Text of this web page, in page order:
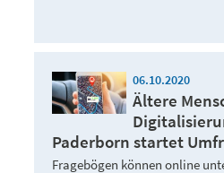
06.10.2020
Ältere
Paderborn startet
Fragebögen können online